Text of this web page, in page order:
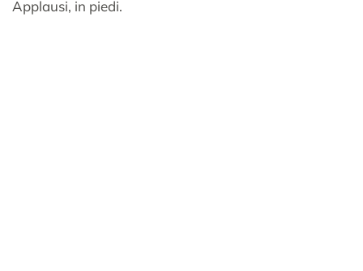
Applausi, in piedi.